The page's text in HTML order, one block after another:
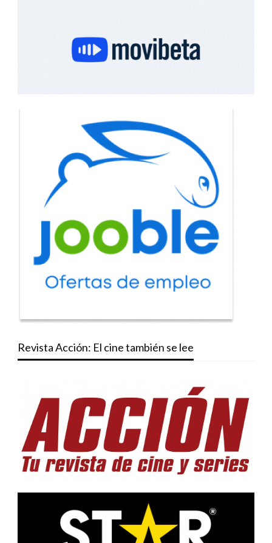
Revista Acción: El cine también se lee